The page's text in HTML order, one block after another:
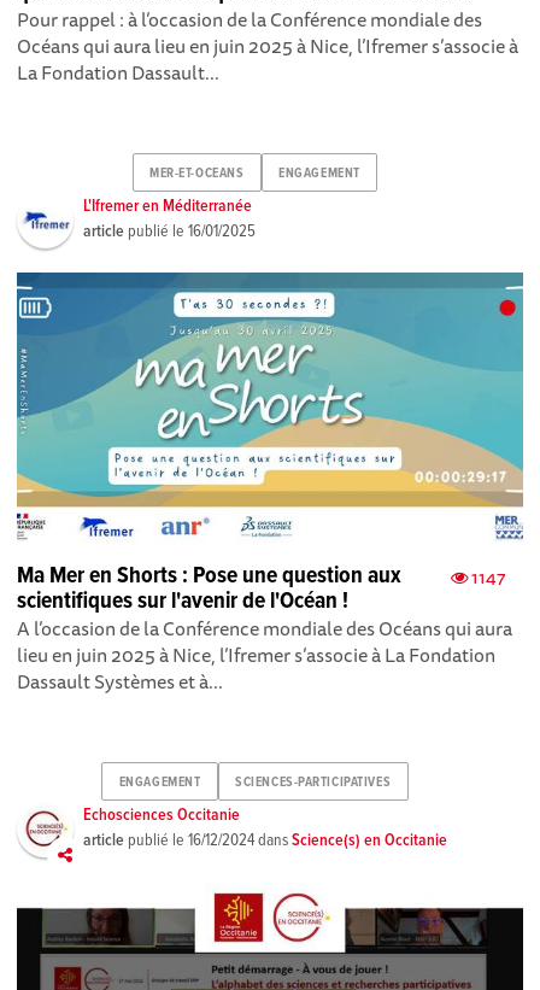
Pour rappel : à l’occasion de la Conférence mondiale des
Océans qui aura lieu en juin 2025 à Nice, l’Ifremer s’associe à
La Fondation Dassault...
MER-ET-OCEANS ENGAGEMENT
L'Ifremer en Méditerranée
article publié le16/01/2025
1147
Ma Mer en Shorts : Pose une question aux
scientifiques sur l'avenir de l'Océan !
A l’occasion de la Conférence mondiale des Océans qui aura
lieu en juin 2025 à Nice, l’Ifremer s’associe à La Fondation
Dassault Systèmes et à...
ENGAGEMENT SCIENCES-PARTICIPATIVES
Echosciences Occitanie
article publié le16/12/2024dansScience(s) en Occitanie